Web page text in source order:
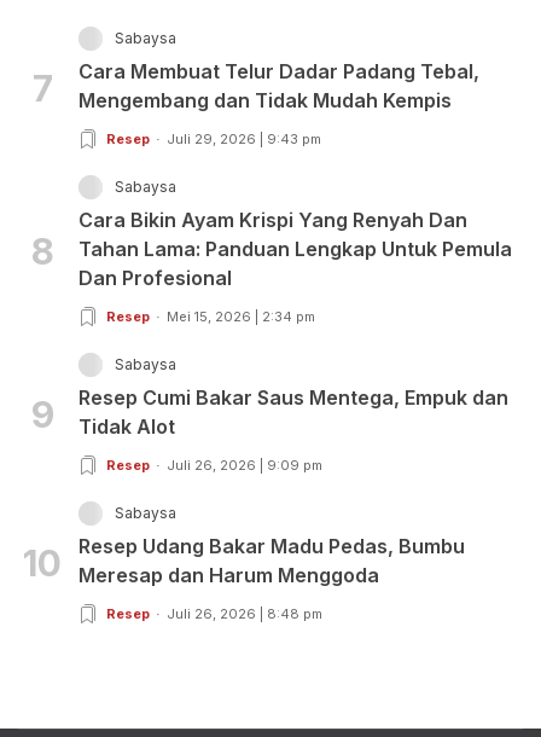
7
Sabaysa
Cara Membuat Telur Dadar Padang Tebal,
Mengembang dan Tidak Mudah Kempis
Resep Juli 29, 2026 | 9:43 pm
8
Sabaysa
Cara Bikin Ayam Krispi Yang Renyah Dan
Tahan Lama: Panduan Lengkap Untuk Pemula
Dan Profesional
Resep Mei 15, 2026 | 2:34 pm
9
Sabaysa
Resep Cumi Bakar Saus Mentega, Empuk dan
Tidak Alot
Resep Juli 26, 2026 | 9:09 pm
10
Sabaysa
Resep Udang Bakar Madu Pedas, Bumbu
Meresap dan Harum Menggoda
Resep Juli 26, 2026 | 8:48 pm